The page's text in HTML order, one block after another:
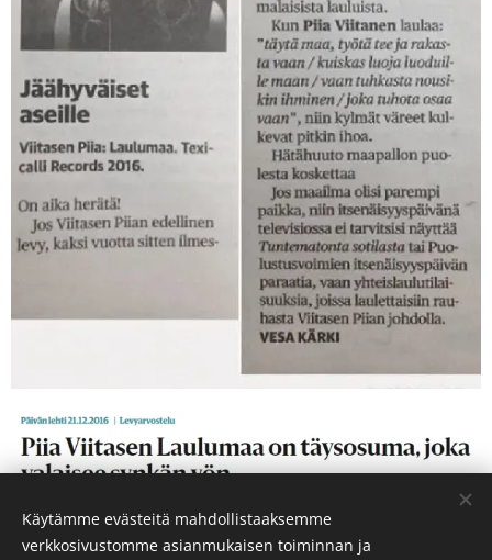
Käytämme evästeitä mahdollistaaksemme
verkkosivustomme asianmukaisen toiminnan ja